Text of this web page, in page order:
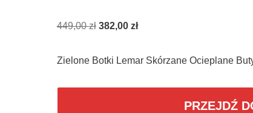
449,00zł 382,00 zł
Zielone Botki Lemar Skórzane Ocieplane
PRZEJDŹ